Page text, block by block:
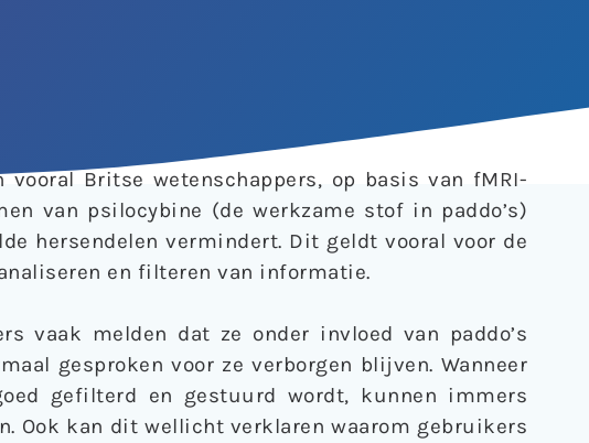
Britse wetenschappers, op basis van fMRI-
van psilocybine (de werkzame stof in paddo’s)
hersendelen vermindert. Dit geldt vooral voor de
en filteren van informatie.
vaak melden dat ze onder invloed van paddo’s
gesproken voor ze verborgen blijven. Wanneer
gefilterd en gestuurd wordt, kunnen immers
Ook kan dit wellicht verklaren waarom gebruikers